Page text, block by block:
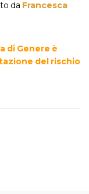
da Francesca
di Genere è
del rischio